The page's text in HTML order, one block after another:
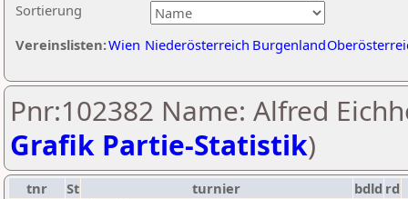
Sortierung
Vereinslisten:Wien Niederösterreich Burgenland
Pnr:102382 Name: Alfred
Grafik Partie-Statistik)
tnr St turnier bdld rd